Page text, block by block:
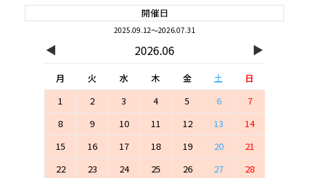
開催日
2025.09.12～2026.07.31
◀ 2026.06 ▶
月 火 水 木 金 土
日
1
2 3 4 5 6
7
8
9 10 11 12 13
14
15
16 17 18 19 20
21
22
23 24 25 26 27
28